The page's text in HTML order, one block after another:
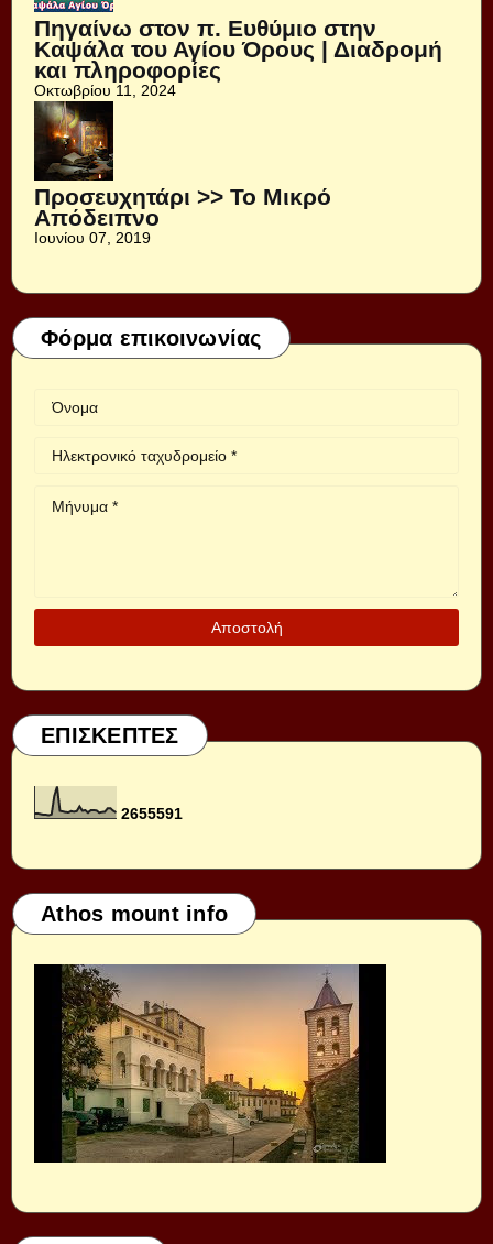
Πηγαίνω στον π. Ευθύμιο στην
Καψάλα του Αγίου Όρους | Διαδρομή
και πληροφορίες
Οκτωβρίου 11, 2024
Προσευχητάρι >> Το Μικρό
Απόδειπνο
Ιουνίου 07, 2019
Φόρμα επικοινωνίας
ΕΠΙΣΚΕΠΤΕΣ
2655591
Athos mount info